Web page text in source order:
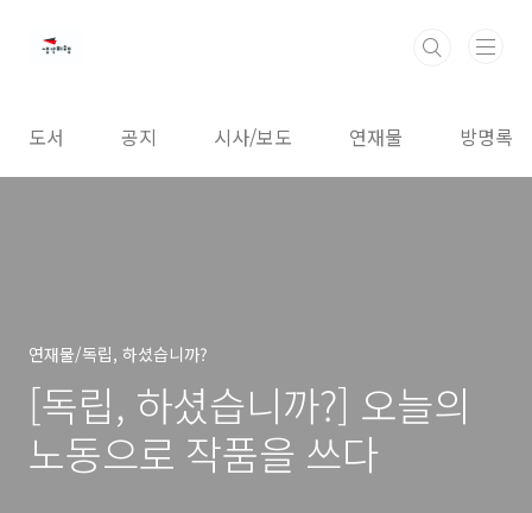
도서 공지 시사/보도 연재물 방명록
연재물/독립, 하셨습니까?
[독립, 하셨습니까?] 오늘의
노동으로 작품을 쓰다